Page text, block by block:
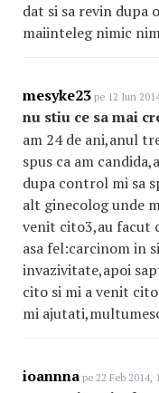
dat si sa revin dupa
maiinteleg nimic
mesyke23 pe 12 Iun
nu stiu ce sa mai
am 24 de ani,anul
spus ca am
dupa control mi sa
alt ginecolog unde
venit cito3,au facut
asa fel:carcinom in
invazivitate,apoi
cito si mi a venit
mi
ioannna pe 22 Feb 2014,